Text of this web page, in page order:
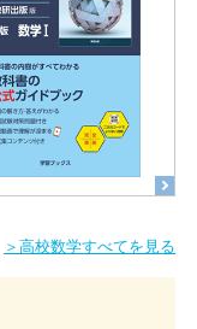
＞高校数学すべてを見る